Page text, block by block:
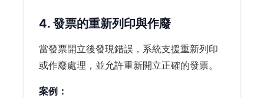
4. 發票的重新列印與作廢
當發票開立後發現錯誤，系統支援重新列印
或作廢處理，並允許重新開立正確的發票。
案例：